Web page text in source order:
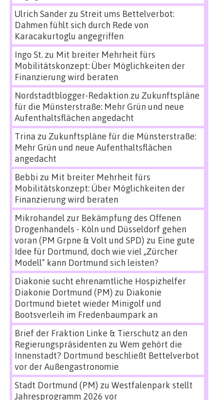
Ulrich Sanderzu Streit ums Bettelverbot:
Dahmen fühlt sich durch Rede von
Karacakurtoglu angegriffen
Ingo St.zu Mit breiter Mehrheit fürs
Mobilitätskonzept: Über Möglichkeiten der
Finanzierung wird beraten
Nordstadtblogger-Redaktion zu Zukunftspläne
für die Münsterstraße: Mehr Grün und neue
Aufenthaltsflächen angedacht
Trina zu Zukunftspläne für die Münsterstraße:
Mehr Grün und neue Aufenthaltsflächen
angedacht
Bebbi zu Mit breiter Mehrheit fürs
Mobilitätskonzept: Über Möglichkeiten der
Finanzierung wird beraten
Mikrohandel zur Bekämpfung des Offenen
Drogenhandels - Köln und Düsseldorf gehen
voran (PM Grpne & Volt und SPD) zu Eine gute
Idee für Dortmund, doch wie viel „Zürcher
Modell“ kann Dortmund sich leisten?
Diakonie sucht ehrenamtliche Hospizhelfer
Diakonie Dortmund (PM) zu Diakonie
Dortmund bietet wieder Minigolf und
Bootsverleih im Fredenbaumpark an
Brief der Fraktion Linke & Tierschutz an den
Regierungspräsidenten zu Wem gehört die
Innenstadt? Dortmund beschließt Bettelverbot
vor der Außengastronomie
Stadt Dortmund (PM) zu Westfalenpark stellt
Jahresprogramm 2026 vor